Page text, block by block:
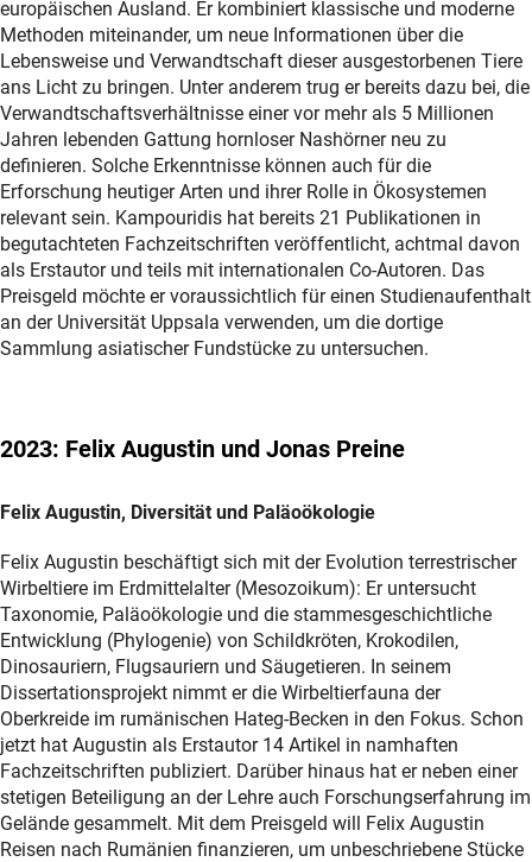
europäischen Ausland. Er kombiniert klassische und moderne
Methoden miteinander, um neue Informationen über die
Lebensweise und Verwandtschaft dieser ausgestorbenen Tiere
ans Licht zu bringen. Unter anderem trug er bereits dazu bei, die
Verwandtschaftsverhältnisse einer vor mehr als 5 Millionen
Jahren lebenden Gattung hornloser Nashörner neu zu
definieren. Solche Erkenntnisse können auch für die
Erforschung heutiger Arten und ihrer Rolle in Ökosystemen
relevant sein. Kampouridis hat bereits 21 Publikationen in
begutachteten Fachzeitschriften veröffentlicht, achtmal davon
als Erstautor und teils mit internationalen Co-Autoren. Das
Preisgeld möchte er voraussichtlich für einen Studienaufenthalt
an der Universität Uppsala verwenden, um die dortige
Sammlung asiatischer Fundstücke zu untersuchen.
2023: Felix Augustin und Jonas Preine
Felix Augustin, Diversität und Paläoökologie
Felix Augustin beschäftigt sich mit der Evolution terrestrischer
Wirbeltiere im Erdmittelalter (Mesozoikum): Er untersucht
Taxonomie, Paläoökologie und die stammesgeschichtliche
Entwicklung (Phylogenie) von Schildkröten, Krokodilen,
Dinosauriern, Flugsauriern und Säugetieren. In seinem
Dissertationsprojekt nimmt er die Wirbeltierfauna der
Oberkreide im rumänischen Hateg-Becken in den Fokus. Schon
jetzt hat Augustin als Erstautor 14 Artikel in namhaften
Fachzeitschriften publiziert. Darüber hinaus hat er neben einer
stetigen Beteiligung an der Lehre auch Forschungserfahrung im
Gelände gesammelt. Mit dem Preisgeld will Felix Augustin
Reisen nach Rumänien finanzieren, um unbeschriebene Stücke